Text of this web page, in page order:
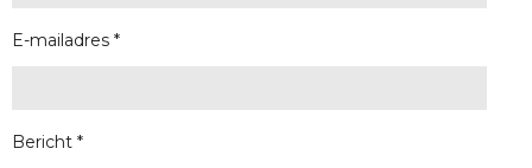
E-mailadres *
Bericht *